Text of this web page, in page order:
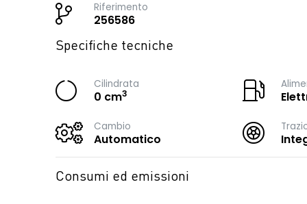
Riferimento
256586
Specifiche tecniche
Cilindrata
0 cm3
Cambio
Automatico
Consumi ed emissioni